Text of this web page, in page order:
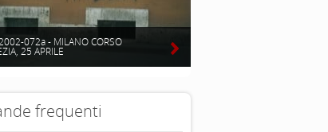
072a - MILANO CORSO
25 APRILE
frequenti